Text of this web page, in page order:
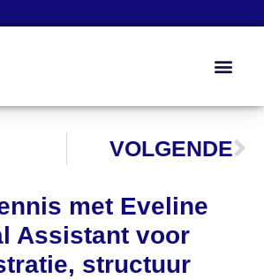
VOLGENDE
met Eveline
Assistant voor
structuur